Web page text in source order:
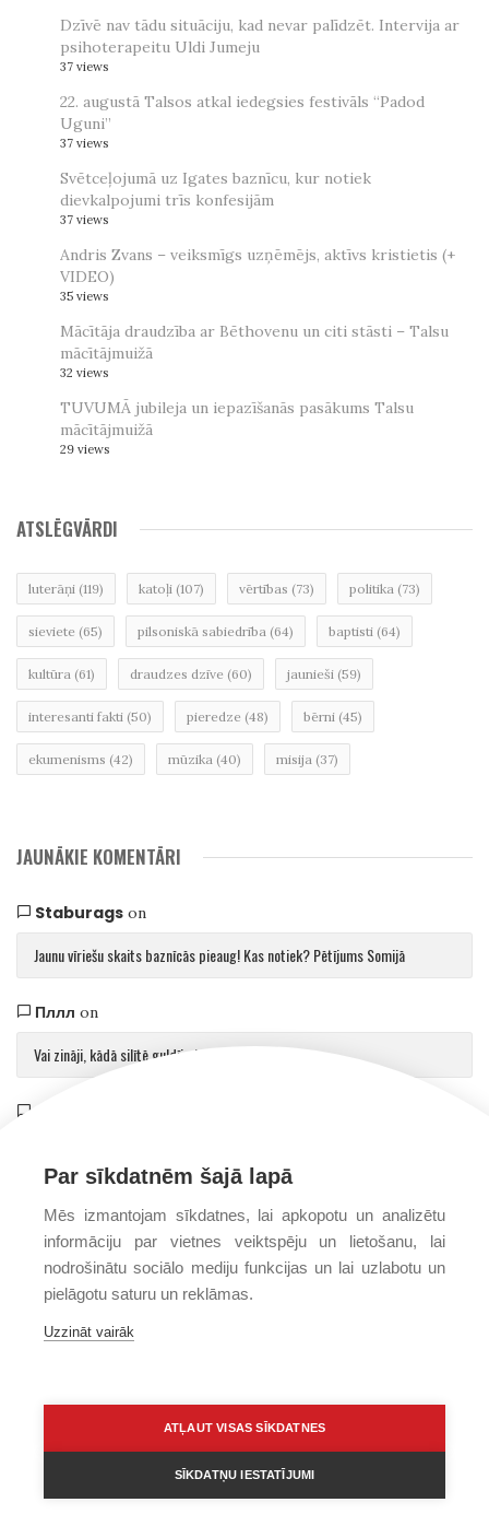
Dzīvē nav tādu situāciju, kad nevar palīdzēt. Intervija ar
psihoterapeitu Uldi Jumeju
37 views
22. augustā Talsos atkal iedegsies festivāls “Padod
Uguni”
37 views
Svētceļojumā uz Igates baznīcu, kur notiek
dievkalpojumi trīs konfesijām
37 views
Andris Zvans – veiksmīgs uzņēmējs, aktīvs kristietis (+
VIDEO)
35 views
Mācītāja draudzība ar Bēthovenu un citi stāsti – Talsu
mācītājmuižā
32 views
TUVUMĀ jubileja un iepazīšanās pasākums Talsu
mācītājmuižā
29 views
ATSLĒGVĀRDI
luterāņi (119) katoļi (107) vērtības (73) politika (73)
sieviete (65) pilsoniskā sabiedrība (64) baptisti (64)
kultūra (61) draudzes dzīve (60) jaunieši (59)
interesanti fakti (50) pieredze (48) bērni (45)
ekumenisms (42) mūzika (40) misija (37)
JAUNĀKIE KOMENTĀRI
Staburagson
Jaunu vīriešu skaits baznīcās pieaug! Kas notiek? Pētījums Somijā
Пллл on
Vai zināji, kādā silītē guldīja Jēzu?
Par sīkdatnēm šajā lapā
Mēs izmantojam sīkdatnes, lai apkopotu un analizētu
informāciju par vietnes veiktspēju un lietošanu, lai
nodrošinātu sociālo mediju funkcijas un lai uzlabotu un
pielāgotu saturu un reklāmas.
Uzzināt vairāk
ATĻAUT VISAS SĪKDATNES
SĪKDATŅU IESTATĪJUMI